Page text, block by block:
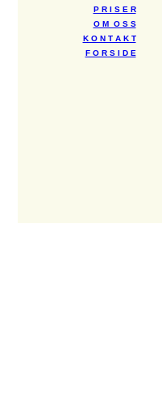
P R I S E R
O M O S S
K O N T A K T
F O R S I D E